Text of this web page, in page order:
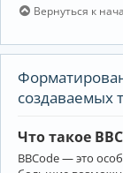
Вернуться к
создаваемых
Что такое
BBCode — это